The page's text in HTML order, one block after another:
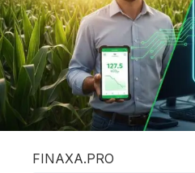
FINAXA.PRO